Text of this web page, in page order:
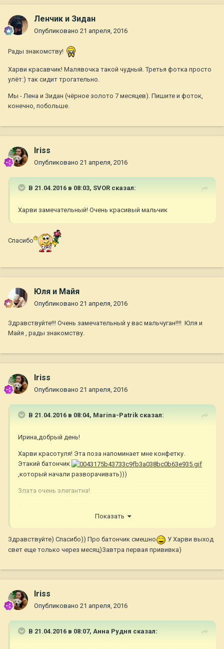
Ленчик и Зидан
Опубликовано 21 апреля, 2016
Рады знакомству!
Харви красавчик! Малявочка такой чудный. Третья фотка просто
улёт:) так сидит трогательно.
Мы - Лена и Зидан (чёрное золото 7 месяцев). Пишите и фоток,
конечно, побольше.
Iriss
Опубликовано 21 апреля, 2016
В 21.04.2016 в 08:03, SVOR сказал:
Харви замечательный! Очень красивый мальчик
Спасибо
Юля и Майя
Опубликовано 21 апреля, 2016
Здравствуйте!!! Очень замечательный у вас мальчуган!!!! Юля и
Майя , рады знакомству.
Iriss
Опубликовано 21 апреля, 2016
В 21.04.2016 в 08:04, Marina-Patrik сказал:
Ирина,добрый день!
Харви красотуля! Эта поза напоминает мне конфетку.
Этакий батончик
,который начали разворачивать)))
Злата очень элегантна!
ведь скоро первый выход в свет! Или вы уже гуляли?
Показать
Здравствуйте) Спасибо)) Про батончик смешно
У Харви выход
свет еще только через месяц)Завтра первая прививка)
Iriss
Опубликовано 21 апреля, 2016
В 21.04.2016 в 08:07, Анна Рудня сказал: